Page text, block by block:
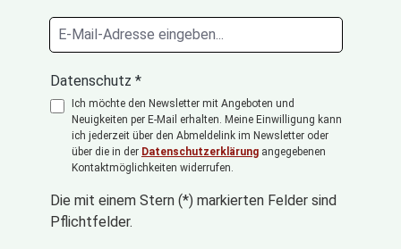
Datenschutz *
Ich möchte den Newsletter mit Angeboten und
Neuigkeiten per E-Mail erhalten. Meine Einwilligung kann
ich jederzeit über den Abmeldelink im Newsletter oder
über die in der Datenschutzerklärung angegebenen
Kontaktmöglichkeiten widerrufen.
Die mit einem Stern (*) markierten Felder sind
Pflichtfelder.